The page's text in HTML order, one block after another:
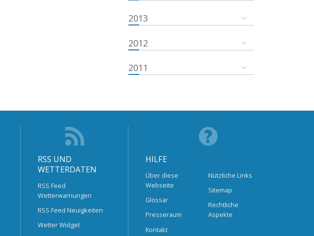
2013
2012
2011
RSS UND
WETTERDATEN
RSS Feed
Wetterwarnungen
RSS Feed Neuigkeiten
Wetter Widget
HILFE
Über diese
Webseite
Glossar
Presseraum
Kontakt
Nützliche Links
Sitemap
Rechtliche
Aspekte